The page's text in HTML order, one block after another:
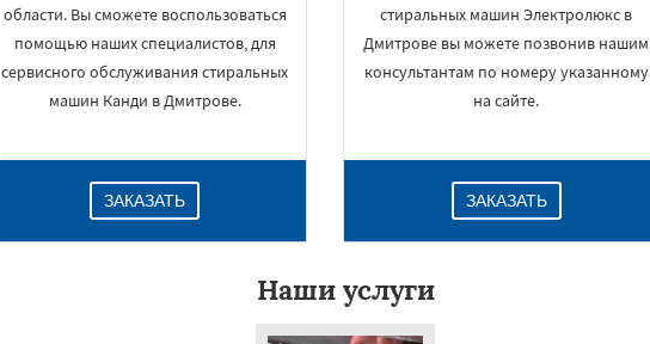
области. Вы сможете воспользоваться
помощью наших специалистов, для
сервисного обслуживания стиральных
машин Канди в Дмитрове.
ЗАКАЗАТЬ
стиральных машин Электролюкс в
Дмитрове вы можете позвонив нашим
консультантам по номеру указанному
на сайте.
ЗАКАЗАТЬ
Наши услуги
×
Даю согласие на обработку персональных данных